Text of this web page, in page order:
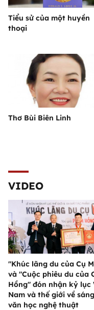
Tiểu sử của một huyền
thoại
Thơ Bùi Biên Linh
VIDEO
"Khúc lãng du của Cụ
và "Cuộc phiêu du của
Hồng" đón nhận kỷ lục
Nam và thế giới về
văn học nghệ thuật